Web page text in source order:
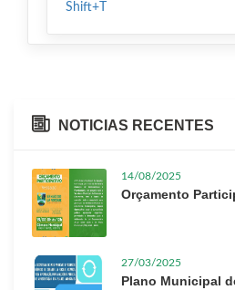
Shift+T
NOTICIAS RECENTES
14/08/2025
Orçamento
27/03/2025
Plano Municipal